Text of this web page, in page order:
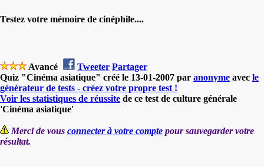
Testez votre mémoire de cinéphile....
Avancé Tweeter Partager
Quiz "Cinéma asiatique" créé le 13-01-2007 par anonyme avec le
générateur de tests - créez votre propre test !
Voir les statistiques de réussite de ce test de culture générale
'Cinéma asiatique'
Merci de vous connecter à votre compte pour sauvegarder votre
résultat.